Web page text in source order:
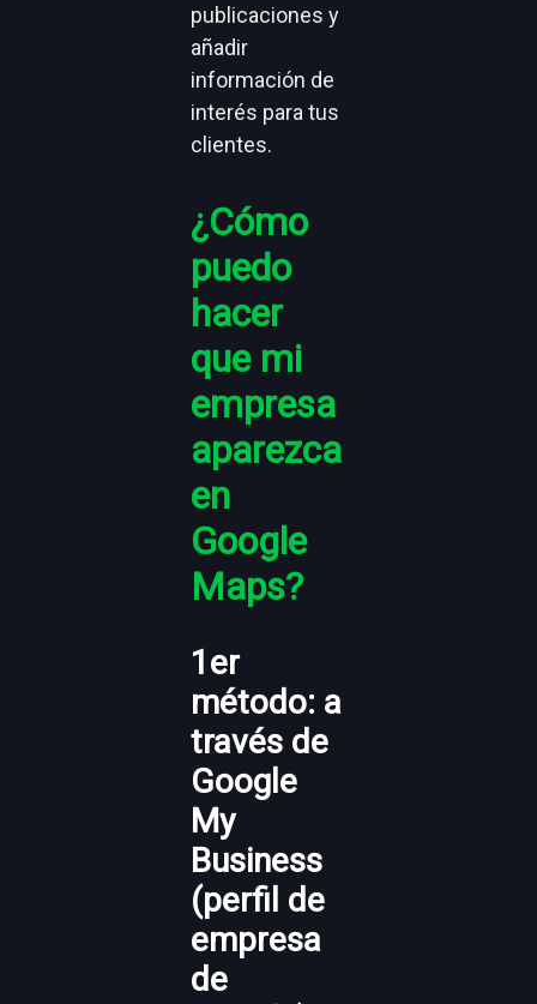
publicaciones y
añadir
información de
interés para tus
clientes.
¿Cómo
puedo
hacer
que mi
empresa
aparezca
en
Google
Maps?
1er
método: a
través de
Google
My
Business
(perfil de
empresa
de